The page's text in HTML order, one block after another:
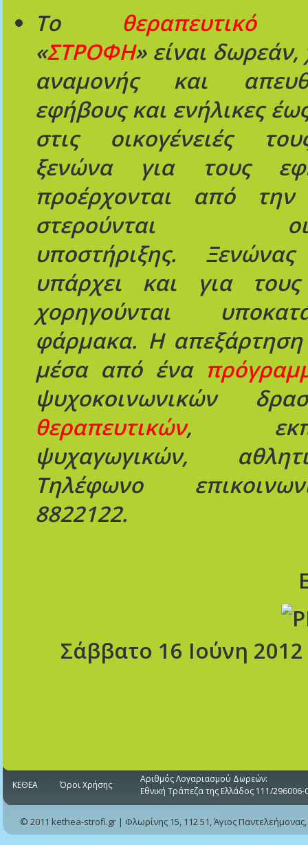
Το θεραπευτικό
«ΣΤΡΟΦΗ» είναι δωρεάν,
αναμονής και
εφήβους και ενήλικες
στις οικογένειές
ξενώνα για τους
προέρχονται από
στερούνται
υποστήριξης. Ξενώνας
υπάρχει και για
χορηγούνται
φάρμακα. Η απεξάρτηση
μέσα από ένα
ψυχοκοινωνικών
θεραπευτικών,
ψυχαγωγικών,
Τηλέφωνο
8822122.
Σάββατο 16 Ιούνη
ΚΕΘΕΑ Όροι Χρήσης
Αριθμός Λογαριασμού Δωρεών:
Εθνική Τράπεζα της Ελλάδος 111/296006-
© 2011 kethea-strofi.gr | Φλωρίνης 15, 112 51, Άγιος Παντελεήμονας,